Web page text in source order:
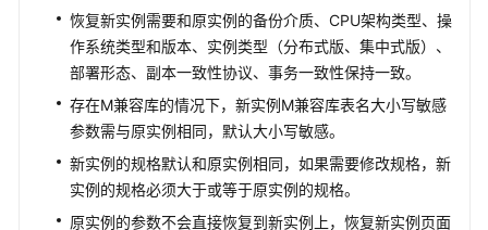
据
复
GaussDB
数
据
误
恢复新实例需要和原实例的备份介质、CPU架构类型、操
作系统类型和版本、实例类型（分布式版、集中式版）、
部署形态、副本一致性协议、事务一致性保持一致。
存在M兼容库的情况下，新实例M兼容库表名大小写敏感
参数需与原实例相同，默认大小写敏感。
新实例的规格默认和原实例相同，如果需要修改规格，新
实例的规格必须大于或等于原实例的规格。
原实例的参数不会直接恢复到新实例上，恢复新实例页面